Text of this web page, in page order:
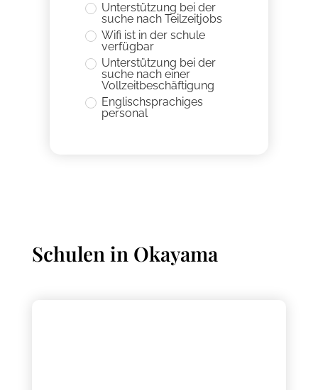
Unterstützung bei der
suche nach Teilzeitjobs
Wifi ist in der schule
verfügbar
Unterstützung bei der
suche nach einer
Vollzeitbeschäftigung
Englischsprachiges
personal
Schulen in Okayama